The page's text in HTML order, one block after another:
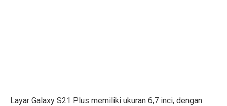
Layar Galaxy S21 Plus memiliki ukuran 6,7 inci, dengan